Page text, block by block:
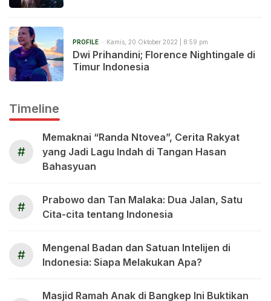
PROFILE Kamis, 20 Oktober 2022 | 8:59 pm
Dwi Prihandini; Florence Nightingale di
Timur Indonesia
Timeline
#
Memaknai “Randa Ntovea”, Cerita Rakyat
yang Jadi Lagu Indah di Tangan Hasan
Bahasyuan
#
Prabowo dan Tan Malaka: Dua Jalan, Satu
Cita-cita tentang Indonesia
#
Mengenal Badan dan Satuan Intelijen di
Indonesia: Siapa Melakukan Apa?
Masjid Ramah Anak di Bangkep Ini Buktikan